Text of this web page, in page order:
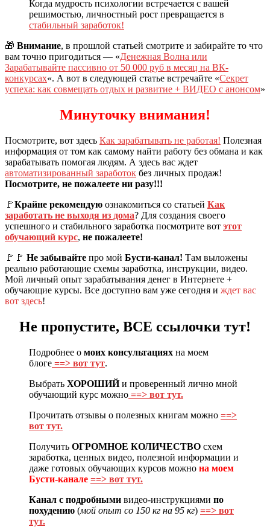
Когда мудрость психологии встречается с вашей
решимостью, личностный рост превращается в
стабильный заработок!
🎁 Внимание, в прошлой статьей смотрите и забирайте то что
вам точно пригодиться — «Денежная Волна или
Зарабатывайте пассивно от 50 000 руб в месяц на ВК-
конкурсах«. А вот в следующей статье встречайте «Секрет
успеха: как совмещать отдых и развитие + ВИДЕО с анонсом»
Минуточку внимания!
Посмотрите, вот здесь Как зарабатывать не работая! Полезная
информация от том как самому найти работу без обмана и как
зарабатывать помогая людям. А здесь вас ждет
автоматизированный заработок без личных продаж!
Посмотрите, не пожалеете ни разу!!!
🚩Крайне рекомендую ознакомиться со статьей Как
заработать не выходя из дома? Для создания своего
успешного и стабильного заработка посмотрите вот этот
обучающий курс, не пожалеете!
🚩🚩 Не забывайте про мой Бусти-канал! Там выложены
реально работающие схемы заработка, инструкции, видео.
Мой личный опыт зарабатывания денег в Интернете +
обучающие курсы. Все доступно вам уже сегодня и ждет вас
вот здесь!
Не пропустите, ВСЕ ссылочки тут!
Подробнее о моих консультациях на моем
блоге ==> вот тут.
Выбрать ХОРОШИЙи проверенный лично мной
обучающий курс можно ==> вот тут.
Прочитать отзывы о полезных книгам можно ==>
вот тут.
Получить ОГРОМНОЕ КОЛИЧЕСТВО схем
заработка, ценных видео, полезной информации и
даже готовых обучающих курсов можно на моем
Бусти-канале ==> вот тут.
Канал с подробными видео-инструкциями по
похудению (мой опыт со 150 кг на 95 кг) ==> вот
тут.